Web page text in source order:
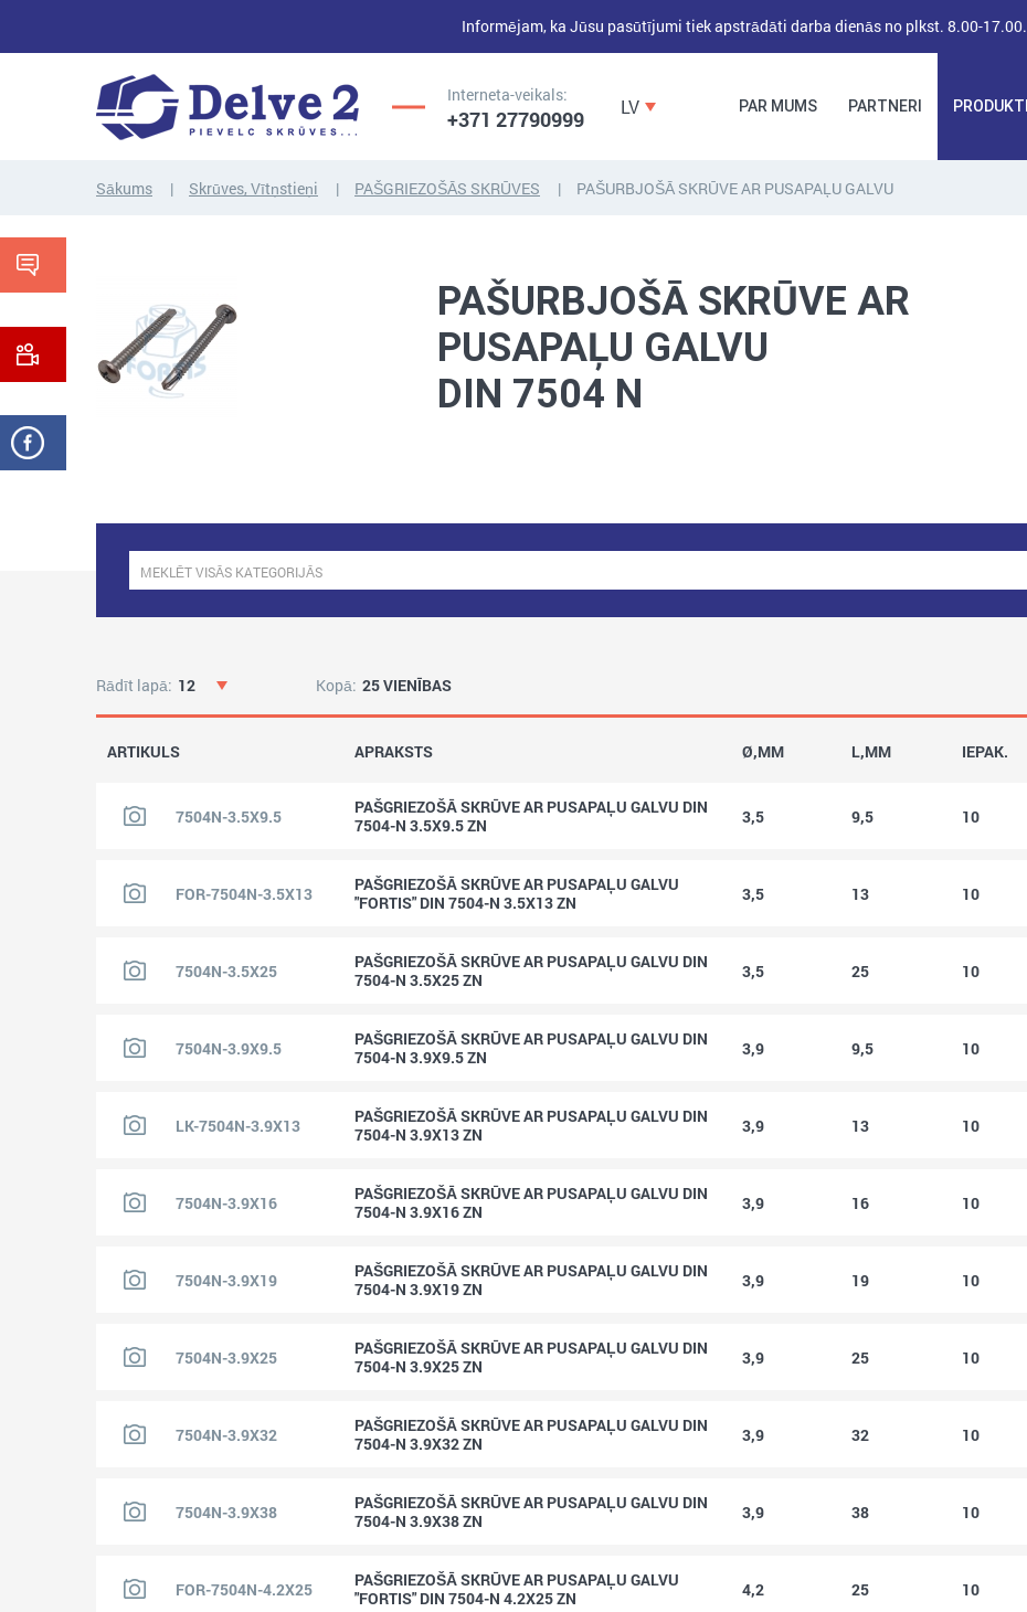
Informējam, ka Jūsu pasūtījumi tiek apstrādāti darba dienās no plkst. 8.00-17.00.
Interneta-veikals:
+371 27790999 LV PAR MUMS PARTNERI PRODUKTI
VĪTŅSTIEŅI
ENKURI,
STIPRINĀJUMI
MONTĀŽAS
LENTAS, NAGLAS
Sākums Skrūves, Vītņstieņi PAŠGRIEZOŠĀS SKRŪVES PAŠURBJOŠĀ SKRŪVE AR PUSAPAĻU GALVU
PAŠURBJOŠĀ SKRŪVE AR
PUSAPAĻU GALVU
DIN 7504 N
Rādīt lapā: 12 Kopā: 25 VIENĪBAS
ARTIKULS APRAKSTS Ø,MM L,MM IEPAK.
7504N-3.5X9.5
PAŠGRIEZOŠĀ SKRŪVE AR PUSAPAĻU GALVU DIN
7504-N 3.5X9.5 ZN
3,5 9,5 10
FOR-7504N-3.5X13
PAŠGRIEZOŠĀ SKRŪVE AR PUSAPAĻU GALVU
"FORTIS" DIN 7504-N 3.5X13 ZN
3,5 13 10
7504N-3.5X25
PAŠGRIEZOŠĀ SKRŪVE AR PUSAPAĻU GALVU DIN
7504-N 3.5X25 ZN
3,5 25 10
7504N-3.9X9.5
PAŠGRIEZOŠĀ SKRŪVE AR PUSAPAĻU GALVU DIN
7504-N 3.9X9.5 ZN
3,9 9,5 10
LK-7504N-3.9X13
PAŠGRIEZOŠĀ SKRŪVE AR PUSAPAĻU GALVU DIN
7504-N 3.9X13 ZN
3,9 13 10
7504N-3.9X16
PAŠGRIEZOŠĀ SKRŪVE AR PUSAPAĻU GALVU DIN
7504-N 3.9X16 ZN
3,9 16 10
7504N-3.9X19
PAŠGRIEZOŠĀ SKRŪVE AR PUSAPAĻU GALVU DIN
7504-N 3.9X19 ZN
3,9 19 10
7504N-3.9X25
PAŠGRIEZOŠĀ SKRŪVE AR PUSAPAĻU GALVU DIN
7504-N 3.9X25 ZN
3,9 25 10
7504N-3.9X32
PAŠGRIEZOŠĀ SKRŪVE AR PUSAPAĻU GALVU DIN
7504-N 3.9X32 ZN
3,9 32 10
7504N-3.9X38
PAŠGRIEZOŠĀ SKRŪVE AR PUSAPAĻU GALVU DIN
7504-N 3.9X38 ZN
3,9 38 10
FOR-7504N-4.2X25
PAŠGRIEZOŠĀ SKRŪVE AR PUSAPAĻU GALVU
"FORTIS" DIN 7504-N 4.2X25 ZN
4,2 25 10